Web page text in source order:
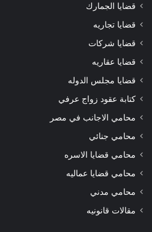
قضايا الجمارك
قضايا تجاريه
قضايا شركات
قضايا عقاريه
قضايا مجلس الدوله
كتابة عقود زواج عرفي
محامي الاجانب في مصر
محامي جنائي
محامي قضايا الاسره
محامي قضايا عماليه
محامي مدني
مقالات قانونيه